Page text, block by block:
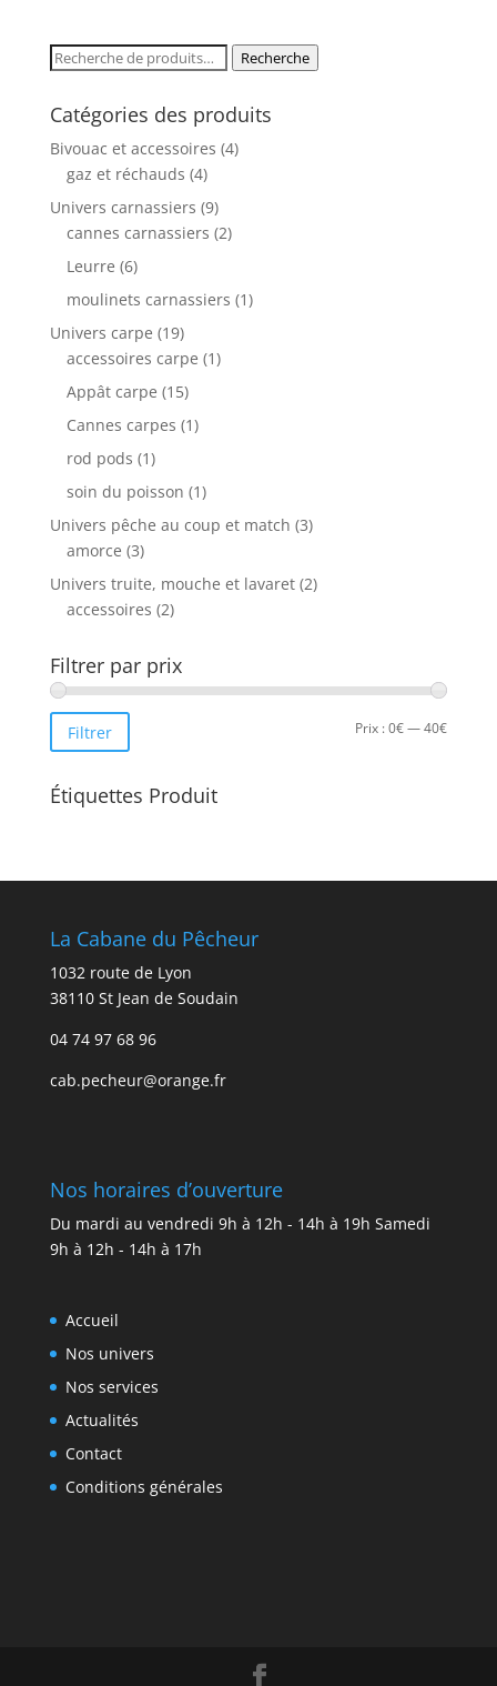
Recherche
Recherche
Catégories des produits
Bivouac et accessoires (4)
gaz et réchauds (4)
Univers carnassiers (9)
cannes carnassiers (2)
Leurre (6)
moulinets carnassiers (1)
Univers carpe (19)
accessoires carpe (1)
Appât carpe (15)
Cannes carpes (1)
rod pods (1)
soin du poisson (1)
Univers pêche au coup et match (3)
amorce (3)
Univers truite, mouche et lavaret (2)
accessoires (2)
Filtrer par prix
Prix
Prix
Filtrer Prix :0€—40€
Étiquettes Produit
La Cabane du Pêcheur
1032 route de Lyon
38110 St Jean de Soudain
04 74 97 68 96
cab.pecheur@orange.fr
Nos horaires d’ouverture
Du mardi au vendredi 9h à 12h - 14h à 19h Samedi
9h à 12h - 14h à 17h
Accueil
Nos univers
Nos services
Actualités
Contact
Conditions générales